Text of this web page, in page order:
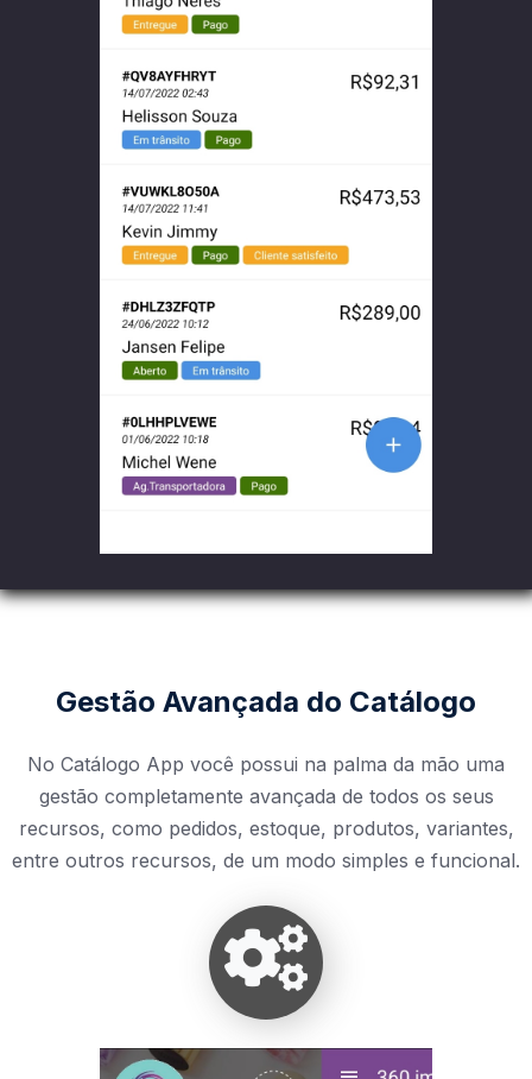
Gestão Avançada do Catálogo
No Catálogo App você possui na palma da mão uma
gestão completamente avançada de todos os seus
recursos, como pedidos, estoque, produtos, variantes,
entre outros recursos, de um modo simples e funcional.